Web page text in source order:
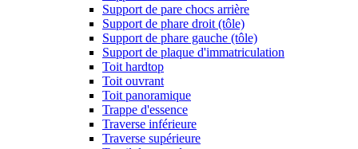
Support de pare chocs arrière
Support de phare droit (tôle)
Support de phare gauche (tôle)
Support de plaque d'immatriculation
Toit hardtop
Toit ouvrant
Toit panoramique
Trappe d'essence
Traverse inférieure
Traverse supérieure